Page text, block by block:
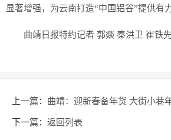
显著增强，为云南打造“中国铝谷”提供有
曲靖日报特约记者 郭燚 秦洪卫 崔铁
上一篇： 曲靖：迎新春备年货 大街小巷
下一篇： 返回列表